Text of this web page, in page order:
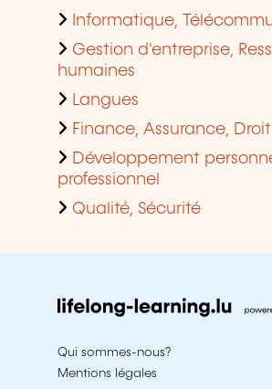
Informatique,
Gestion d'entreprise,
humaines
Langues
Finance, Assurance, Droit
Développement
professionnel
Qualité, Sécurité
Qui sommes-nous?
Mentions légales